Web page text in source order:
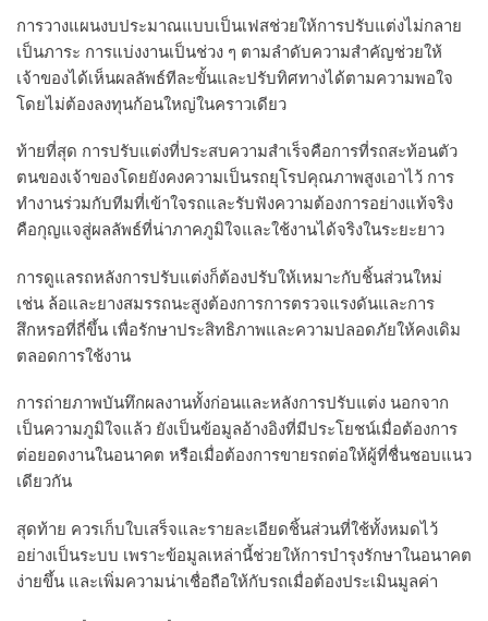
การวางแผนงบประมาณแบบเป็นเฟสช่วยให้การปรับแต่งไม่กลาย
เป็นภาระ การแบ่งงานเป็นช่วง ๆ ตามลำดับความสำคัญช่วยให้
เจ้าของได้เห็นผลลัพธ์ทีละขั้นและปรับทิศทางได้ตามความพอใจ
โดยไม่ต้องลงทุนก้อนใหญ่ในคราวเดียว
ท้ายที่สุด การปรับแต่งที่ประสบความสำเร็จคือการที่รถสะท้อนตัว
ตนของเจ้าของโดยยังคงความเป็นรถยุโรปคุณภาพสูงเอาไว้ การ
ทำงานร่วมกับทีมที่เข้าใจรถและรับฟังความต้องการอย่างแท้จริง
คือกุญแจสู่ผลลัพธ์ที่น่าภาคภูมิใจและใช้งานได้จริงในระยะยาว
การดูแลรถหลังการปรับแต่งก็ต้องปรับให้เหมาะกับชิ้นส่วนใหม่
เช่น ล้อและยางสมรรถนะสูงต้องการการตรวจแรงดันและการ
สึกหรอที่ถี่ขึ้น เพื่อรักษาประสิทธิภาพและความปลอดภัยให้คงเดิม
ตลอดการใช้งาน
การถ่ายภาพบันทึกผลงานทั้งก่อนและหลังการปรับแต่ง นอกจาก
เป็นความภูมิใจแล้ว ยังเป็นข้อมูลอ้างอิงที่มีประโยชน์เมื่อต้องการ
ต่อยอดงานในอนาคต หรือเมื่อต้องการขายรถต่อให้ผู้ที่ชื่นชอบแนว
เดียวกัน
สุดท้าย ควรเก็บใบเสร็จและรายละเอียดชิ้นส่วนที่ใช้ทั้งหมดไว้
อย่างเป็นระบบ เพราะข้อมูลเหล่านี้ช่วยให้การบำรุงรักษาในอนาคต
ง่ายขึ้น และเพิ่มความน่าเชื่อถือให้กับรถเมื่อต้องประเมินมูลค่า